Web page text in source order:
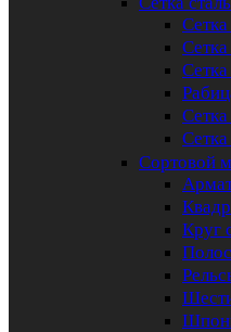
Сетка
Сетка
Сортовой
Круг